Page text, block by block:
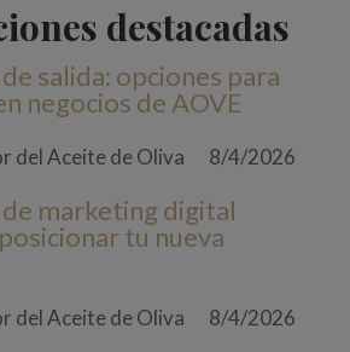
destacadas
salida: opciones para
negocios de AOVE
del Aceite de Oliva 8/4/2026
marketing digital
tu nueva
del Aceite de Oliva 8/4/2026